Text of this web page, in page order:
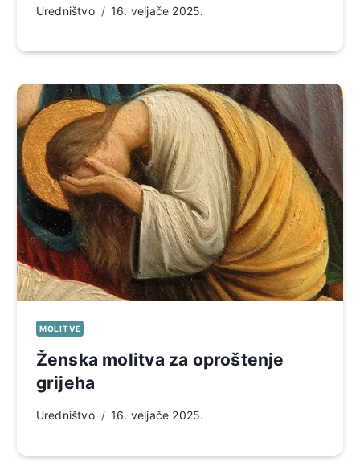
Uredništvo 16. veljače 2025.
MOLITVE
Ženska molitva za oproštenje
grijeha
Uredništvo 16. veljače 2025.